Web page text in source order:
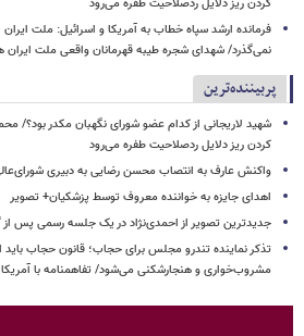
کردن ریز دلایل ردصلاحیت طفره می‌رود
فرمانده ارشد سپاه خطاب به آمریکا و اسرائیل: ملت
نمی‌گذرد/ شهدای شجره طیبه قهرمانان واقعی ملت ایران
پربیننده‌ترین
شهید لاریجانی از کدام عضو شورای نگهبان مکدر بود؟/
کردن ریز دلایل ردصلاحیت طفره می‌رود
واکنش عارف به انتصاب محسن رضایی به دبیری
اهدای جایزه به خواننده معروف توسط پزشکیان+ تصویر
جدیدترین تصویر از احمدی‌نژاد در یک جلسه رسمی پس از
تذکر نماینده تندرو مجلس برای حجاب؛ قانون حجاب باید
مشروب‌خواری و هنجارشکنی می‌شود/ تفاهمنامه با